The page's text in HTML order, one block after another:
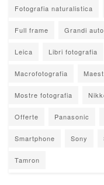
Fotografia naturalistica
Full frame Grandi
Leica Libri fotografia
Macrofotografia
Mostre fotografia
Offerte Panasonic
Smartphone Sony
Tamron